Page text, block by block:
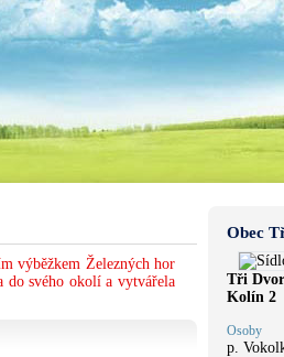
výběžkem Železných hor
do svého okolí a vytvářela
Obec
Tři
Kolín 2
Osoby
p.